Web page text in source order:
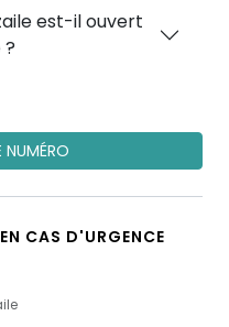
est-il ouvert
NUMÉRO
CAS D'URGENCE